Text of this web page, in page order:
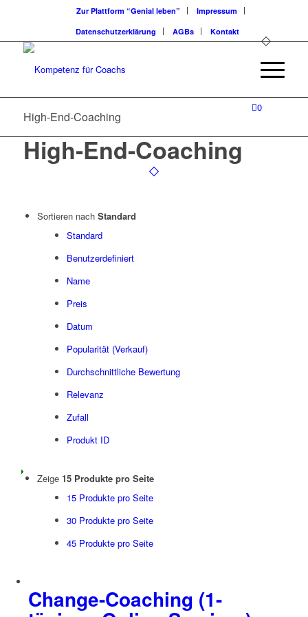
Zur Plattform “Genial leben”
Impressum
Datenschutzerklärung
AGBs Kontakt
0
High-End-Coaching
High-End-Coaching
Sortieren nach Standard
Standard
Benutzerdefiniert
Name
Preis
Datum
Popularität (Verkauf)
Durchschnittliche Bewertung
Relevanz
Zufall
Produkt ID
Zeige 15 Produkte pro Seite
15 Produkte pro Seite
30 Produkte pro Seite
45 Produkte pro Seite
Change-Coaching (1-